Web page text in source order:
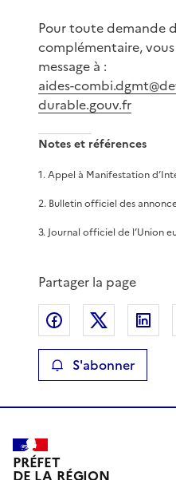
Pour toute demande
complémentaire,
message à :
aides-
durable.gouv.fr
Notes et références
1.Appel à Manifestation
2. Bulletin officiel des
3.Journal officiel de l’Union
Partager la page
Partager surPartager
S'abonner
PRÉFET